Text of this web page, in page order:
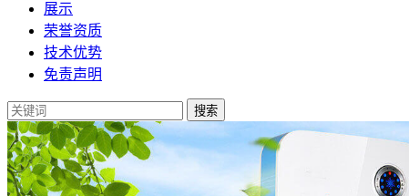
展示
荣誉资质
技术优势
免责声明
搜索